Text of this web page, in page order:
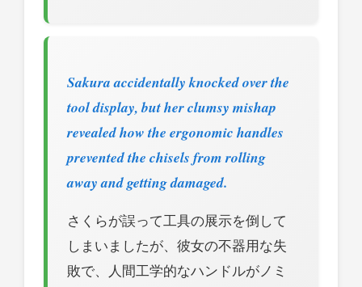
Sakura accidentally knocked over the
tool display, but her clumsy mishap
revealed how the ergonomic handles
prevented the chisels from rolling
away and getting damaged.
さくらが誤って工具の展示を倒して
しまいましたが、彼女の不器用な失
敗で、人間工学的なハンドルがノミ